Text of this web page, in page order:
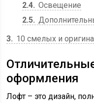
2.4 Освещение
2.5
3
10 смелых и
оформления
Лофт – это дизайн,